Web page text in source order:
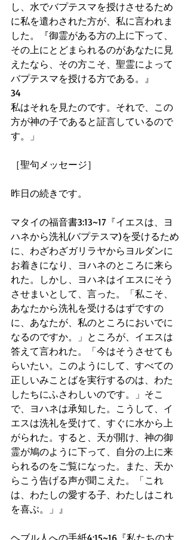
し、水でバプテスマを授けさせるため
に私を遣わされた方が、私に言われま
した。『御霊がある方の上に下って、
その上にとどまられるのがあなたに見
えたなら、その方こそ、聖霊によって
バプテスマを授ける方である。』
34
私はそれを見たのです。それで、この
方が神の子であると証言しているので
す。」
［聖句メッセージ］
昨日の続きです。
マタイの福音書3:13~17『イエスは、ヨ
ハネから洗礼(バプテスマ)を受けるため
に、わざわざガリラヤからヨルダンに
お着きになり、ヨハネのところに来ら
れた。しかし、ヨハネはイエスにそう
させまいとして、言った。「私こそ、
あなたから洗礼を受けるはずですの
に、あなたが、私のところにおいでに
なるのですか。」ところが、イエスは
答えて言われた。「今はそうさせても
らいたい。このようにして、すべての
正しいみことばを実行するのは、わた
したちにふさわしいのです。」そこ
で、ヨハネは承知した。こうして、イ
エスは洗礼を受けて、すぐに水から上
がられた。すると、天が開け、神の御
霊が鳩のように下って、自分の上に来
られるのをご覧になった。また、天か
らこう告げる声が聞こえた。「これ
は、わたしの愛する子、わたしはこれ
を喜ぶ。」』
ヘブル人への手紙4:15~16『私たちの大